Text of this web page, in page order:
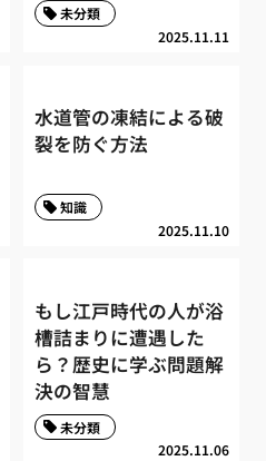
2025.11.11
未分類
水道管の凍結による破
裂を防ぐ方法
2025.11.10
知識
もし江戸時代の人が浴
槽詰まりに遭遇した
ら？歴史に学ぶ問題解
決の智慧
2025.11.06
未分類